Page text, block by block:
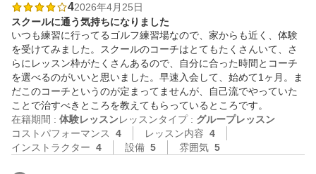
42026年4月25日
スクールに通う気持ちになりました
いつも練習に行ってるゴルフ練習場なので、家からも近く、体験
を受けてみました。スクールのコーチはとてもたくさんいて、さ
らにレッスン枠がたくさんあるので、自分に合った時間とコーチ
を選べるのがいいと思いました。早速入会して、始めて1ヶ月。ま
だこのコーチというのが定まってませんが、自己流でやっていた
ことで治すべきところを教えてもらっているところです。
在籍期間 : 体験レッスンレッスンタイプ : グループレッスン
コストパフォーマンス
4 レッスン内容 4
インストラクター 4 設備 5 雰囲気 5